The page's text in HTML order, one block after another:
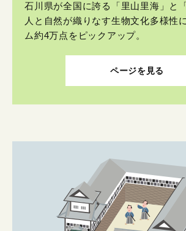
石川県が全国に誇る「里山里海」と
人と自然が織りなす生物文化多様性
ム約4万点をピックアップ。
ページを見る